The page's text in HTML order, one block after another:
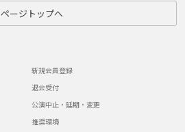
ページトップへ
新規会員登録
退会受付
公演中止・延期・変更
推奨環境